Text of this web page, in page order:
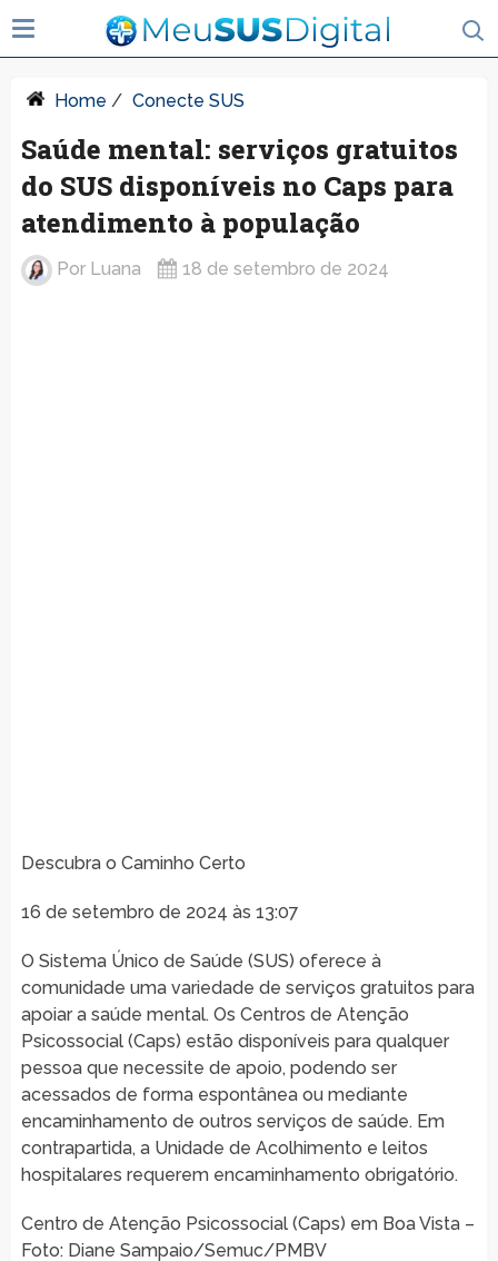
Home / Conecte SUS
Saúde mental: serviços gratuitos
do SUS disponíveis no Caps para
atendimento à população
Por Luana 18 de setembro de 2024
Descubra o Caminho Certo
16 de setembro de 2024 às 13:07
O Sistema Único de Saúde (SUS) oferece à
comunidade uma variedade de serviços gratuitos para
apoiar a saúde mental. Os Centros de Atenção
Psicossocial (Caps) estão disponíveis para qualquer
pessoa que necessite de apoio, podendo ser
acessados de forma espontânea ou mediante
encaminhamento de outros serviços de saúde. Em
contrapartida, a Unidade de Acolhimento e leitos
hospitalares requerem encaminhamento obrigatório.
Centro de Atenção Psicossocial (Caps) em Boa Vista –
Foto: Diane Sampaio/Semuc/PMBV